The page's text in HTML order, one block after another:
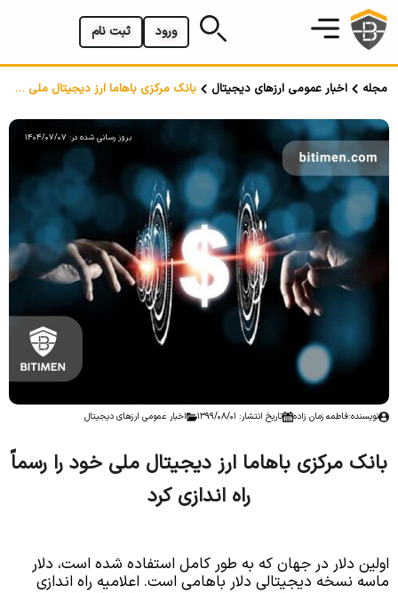
ثبت نام ورود
مجله اخبار عمومی ارزهای دیجیتال بانک مرکزی باهاما ارز دیجیتال ملی خود را رسماً راه اندازی کرد
بروز رسانی شده در: 1404/07/07
نویسنده:فاطمه زمان زاده تاریخ انتشار: 1399/08/01 اخبار عمومی ارزهای دیجیتال
بانک مرکزی باهاما ارز دیجیتال ملی خود را رسماً
راه اندازی کرد
اولین دلار در جهان که به طور کامل استفاده شده است، دلار
ماسه نسخه دیجیتالی دلار باهامی است. اعلامیه راه اندازی